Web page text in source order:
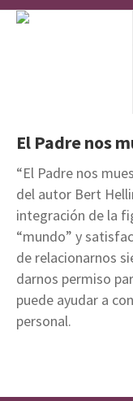
El Padre nos
“El Padre nos
del autor Bert
integración de la
“mundo” y
de relacionarnos
darnos permiso
puede ayudar a
personal.